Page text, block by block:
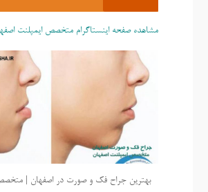
مشاهده صفحه اینستاگرام متخصص ایمپلنت
بهترین جراح فک و صورت در اصفهان |